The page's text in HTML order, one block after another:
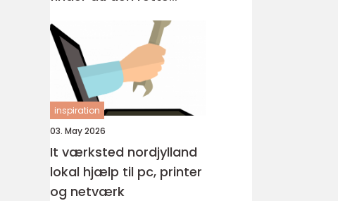
inspiration
03. May 2026
It værksted nordjylland
lokal hjælp til pc, printer
og netværk